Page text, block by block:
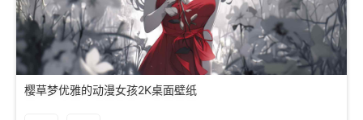
樱草梦优雅的动漫女孩2K桌面壁纸